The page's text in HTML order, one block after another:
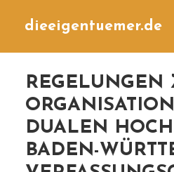
dieeigentuemer.de
REGELUNGEN
DUALEN
BADEN-